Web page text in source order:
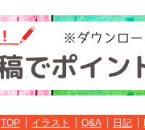
TOP イラスト Q&A 日記